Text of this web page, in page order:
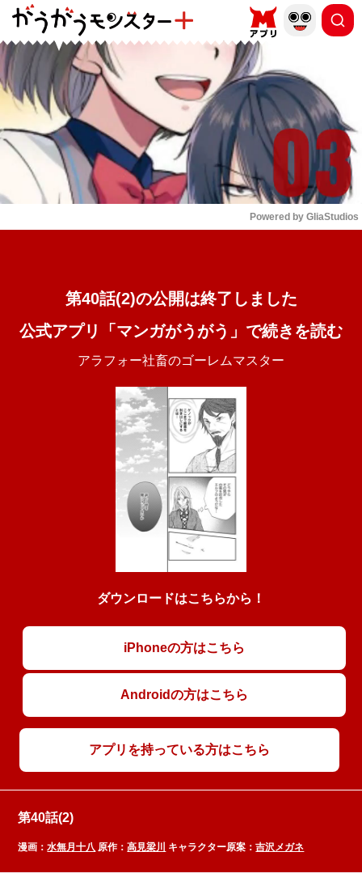
もっと読む
Powered by GliaStudios
第40話(2)の公開は終了しました
公式アプリ「マンガがうがう」で続きを読む
アラフォー社畜のゴーレムマスター
ダウンロードはこちらから！
iPhoneの方はこちら
Androidの方はこちら
アプリを持っている方はこちら
第40話(2)
漫画：水無月十八 原作：高見梁川 キャラクター原案：吉沢メガネ